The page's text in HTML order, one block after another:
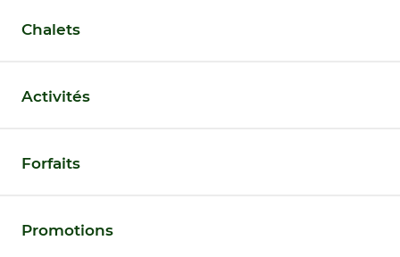
Chalets
Activités
Forfaits
Promotions